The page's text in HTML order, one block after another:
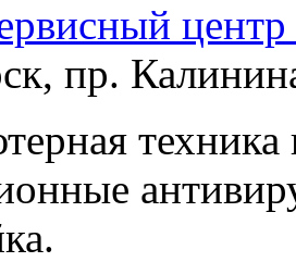
, пр.
техника